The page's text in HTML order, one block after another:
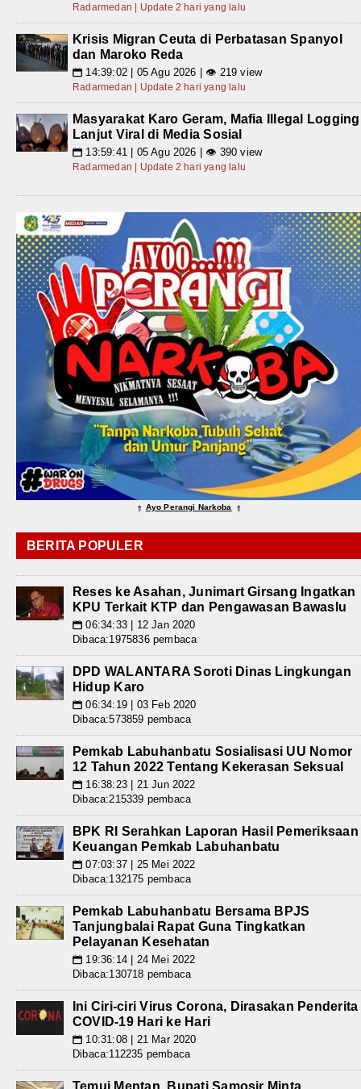
Radarmedan | Update 2 hari yang lalu
Krisis Migran Ceuta di Perbatasan Spanyol
dan Maroko Reda
📅 14:39:02 | 05 Agu 2026 | 👁 219 view
Radarmedan | Update 2 hari yang lalu
Masyarakat Karo Geram, Mafia Illegal Logging
Lanjut Viral di Media Sosial
📅 13:59:41 | 05 Agu 2026 | 👁 390 view
Radarmedan | Update 2 hari yang lalu
⇑ Ayo Perangi Narkoba ⇑
BERITA POPULER
Reses ke Asahan, Junimart Girsang Ingatkan
KPU Terkait KTP dan Pengawasan Bawaslu
📅 06:34:33 | 12 Jan 2020
Dibaca:1975836 pembaca
DPD WALANTARA Soroti Dinas Lingkungan
Hidup Karo
📅 06:34:19 | 03 Feb 2020
Dibaca:573859 pembaca
Pemkab Labuhanbatu Sosialisasi UU Nomor
12 Tahun 2022 Tentang Kekerasan Seksual
📅 16:38:23 | 21 Jun 2022
Dibaca:215339 pembaca
BPK RI Serahkan Laporan Hasil Pemeriksaan
Keuangan Pemkab Labuhanbatu
📅 07:03:37 | 25 Mei 2022
Dibaca:132175 pembaca
Pemkab Labuhanbatu Bersama BPJS
Tanjungbalai Rapat Guna Tingkatkan
Pelayanan Kesehatan
📅 19:36:14 | 24 Mei 2022
Dibaca:130718 pembaca
Ini Ciri-ciri Virus Corona, Dirasakan Penderita
COVID-19 Hari ke Hari
📅 10:31:08 | 21 Mar 2020
Dibaca:112235 pembaca
Temui Mentan, Bupati Samosir Minta